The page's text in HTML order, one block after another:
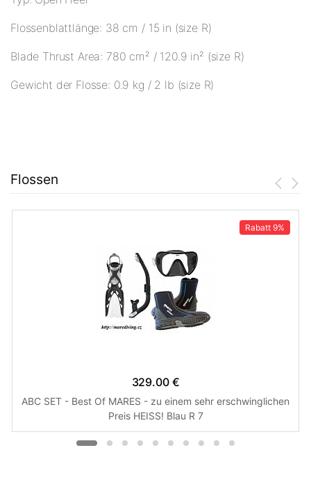
Flossenblattlänge: 38 cm / 15 in (size R)
Blade Thrust Area: 780 cm² / 120.9 in² (size R)
Gewicht der Flosse: 0.9 kg / 2 lb (size R)
Flossen
Rabatt 9%
329.00 €
ABC SET - Best Of MARES - zu einem sehr erschwinglichen
Preis HEISS! Blau R 7